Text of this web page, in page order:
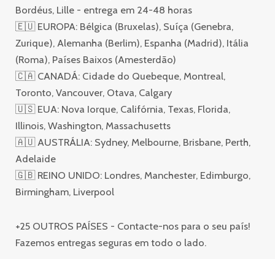
Bordéus, Lille - entrega em 24-48 horas
🇪🇺 EUROPA: Bélgica (Bruxelas), Suíça (Genebra,
Zurique), Alemanha (Berlim), Espanha (Madrid), Itália
(Roma), Países Baixos (Amesterdão)
🇨🇦 CANADÁ: Cidade do Quebeque, Montreal,
Toronto, Vancouver, Otava, Calgary
🇺🇸 EUA: Nova Iorque, Califórnia, Texas, Florida,
Illinois, Washington, Massachusetts
🇦🇺 AUSTRÁLIA: Sydney, Melbourne, Brisbane, Perth,
Adelaide
🇬🇧 REINO UNIDO: Londres, Manchester, Edimburgo,
Birmingham, Liverpool
+25 OUTROS PAÍSES - Contacte-nos para o seu país!
Fazemos entregas seguras em todo o lado.